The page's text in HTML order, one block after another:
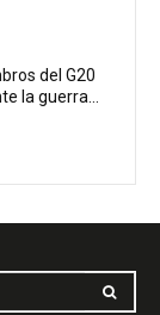
del G20
la guerra...